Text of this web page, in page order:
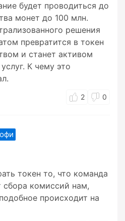
будет проводиться до
монет до 100 млн.
решения
превратится в токен
и станет активом
К чему это
2 0
токен то, что команда
сбора комиссий нам,
происходит на